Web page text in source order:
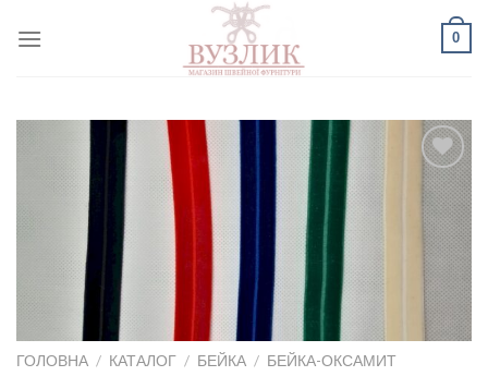
0
Додати
до
списку
бажань
ГОЛОВНА / КАТАЛОГ / БЕЙКА / БЕЙКА-ОКСАМИТ